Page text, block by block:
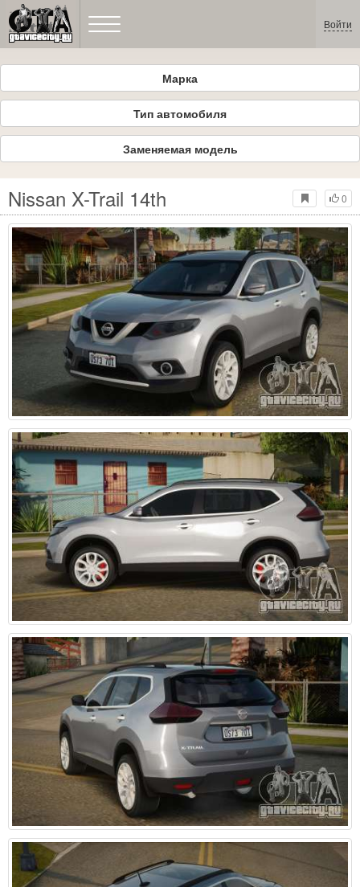
Войти
Марка
Тип автомобиля
Заменяемая модель
0
Nissan X-Trail 14th